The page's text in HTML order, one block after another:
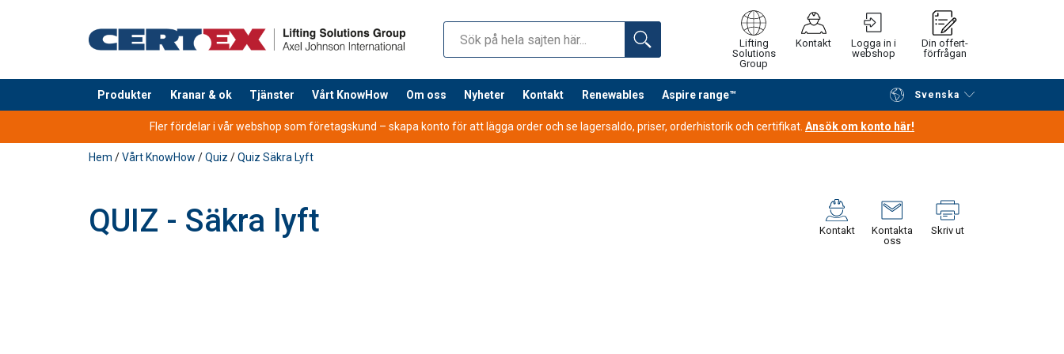
Lifting
Solutions
Group
Kontakt
Logga in i
webshop
Din offert-
förfrågan
Produkter Kranar & ok Tjänster Vårt KnowHow Om oss Nyheter Kontakt Renewables Aspire range™ Svenska
tillagd i varukorg Fortsätt handla Gå till kassan
Fler fördelar i vår webshop som företagskund – skapa konto för att lägga order och se lagersaldo, priser, orderhistorik och certifikat. Ansök om konto här!
Hem /Vårt KnowHow /Quiz /Quiz Säkra Lyft
QUIZ - Säkra lyft Kontakt
Kontakta
oss
Skriv ut